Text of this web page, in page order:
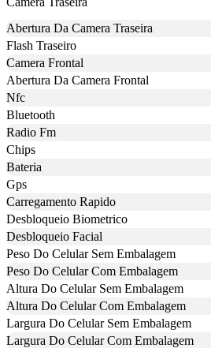
Abertura Da Camera Traseira
Flash Traseiro
Camera Frontal
Abertura Da Camera Frontal
Nfc
Bluetooth
Radio Fm
Chips
Bateria
Gps
Carregamento Rapido
Desbloqueio Biometrico
Desbloqueio Facial
Peso Do Celular Sem Embalagem
Peso Do Celular Com Embalagem
Altura Do Celular Sem Embalagem
Altura Do Celular Com Embalagem
Largura Do Celular Sem Embalagem
Largura Do Celular Com Embalagem